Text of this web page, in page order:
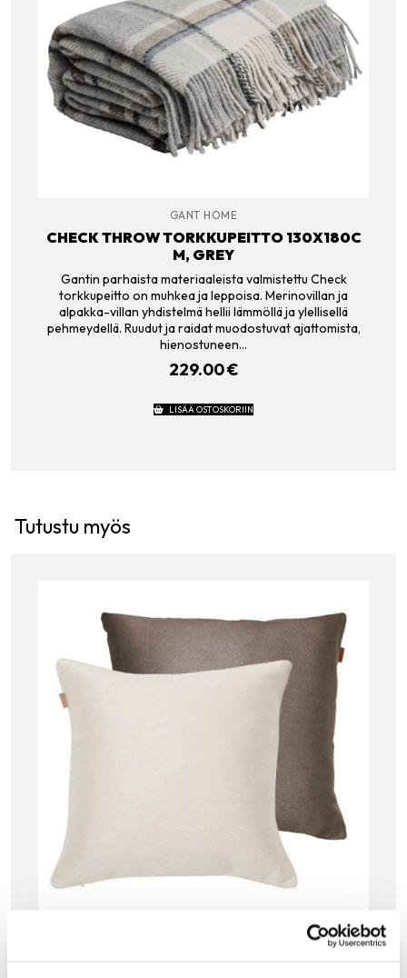
GANT HOME
CHECK THROW TORKKUPEITTO 130X180C
M, GREY
Gantin parhaista materiaaleista valmistettu Check
torkkupeitto on muhkea ja leppoisa. Merinovillan ja
alpakka-villan yhdistelmä hellii lämmöllä ja ylellisellä
pehmeydellä. Ruudut ja raidat muodostuvat ajattomista,
hienostuneen…
229.00€
LISÄÄ OSTOSKORIIN
Tutustu myös
GANT LEA LINEN TYYNYNPÄÄLLINEN, COFFE